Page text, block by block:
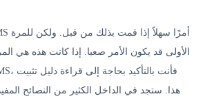
الأولى قد يكون الأمر صعبا. إذا كانت هذه هي